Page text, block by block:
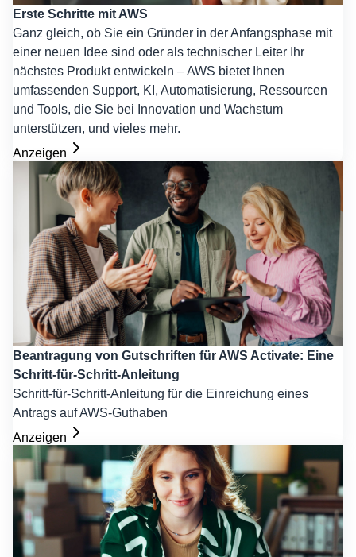
Erste Schritte mit AWS
Ganz gleich, ob Sie ein Gründer in der Anfangsphase mit
einer neuen Idee sind oder als technischer Leiter Ihr
nächstes Produkt entwickeln – AWS bietet Ihnen
umfassenden Support, KI, Automatisierung, Ressourcen
und Tools, die Sie bei Innovation und Wachstum
unterstützen, und vieles mehr.
Anzeigen
Beantragung von Gutschriften für AWS Activate: Eine
Schritt-für-Schritt-Anleitung
Schritt-für-Schritt-Anleitung für die Einreichung eines
Antrags auf AWS-Guthaben
Anzeigen